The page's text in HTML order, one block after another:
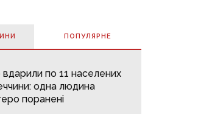
ПОПУЛЯРНE
вдарили по 11 населених
одна людина
поранені